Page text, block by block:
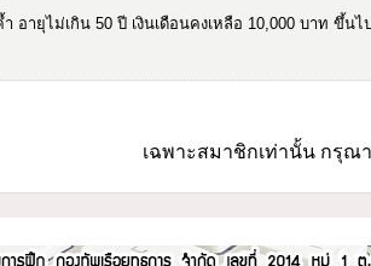
ำ อายุไม่เกิน 50 ปี เงินเดือนคงเหลือ 10,000 บาท ขึ้นไ
เฉพาะสมาชิกเท่านั้น กรุณ